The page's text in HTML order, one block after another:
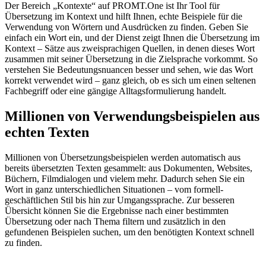
Der Bereich „Kontexte“ auf PROMT.One ist Ihr Tool für
Übersetzung im Kontext und hilft Ihnen, echte Beispiele für die
Verwendung von Wörtern und Ausdrücken zu finden. Geben Sie
einfach ein Wort ein, und der Dienst zeigt Ihnen die Übersetzung im
Kontext – Sätze aus zweisprachigen Quellen, in denen dieses Wort
zusammen mit seiner Übersetzung in die Zielsprache vorkommt. So
verstehen Sie Bedeutungsnuancen besser und sehen, wie das Wort
korrekt verwendet wird – ganz gleich, ob es sich um einen seltenen
Fachbegriff oder eine gängige Alltagsformulierung handelt.
Millionen von Verwendungsbeispielen aus
echten Texten
Millionen von Übersetzungsbeispielen werden automatisch aus
bereits übersetzten Texten gesammelt: aus Dokumenten, Websites,
Büchern, Filmdialogen und vielem mehr. Dadurch sehen Sie ein
Wort in ganz unterschiedlichen Situationen – vom formell-
geschäftlichen Stil bis hin zur Umgangssprache. Zur besseren
Übersicht können Sie die Ergebnisse nach einer bestimmten
Übersetzung oder nach Thema filtern und zusätzlich in den
gefundenen Beispielen suchen, um den benötigten Kontext schnell
zu finden.